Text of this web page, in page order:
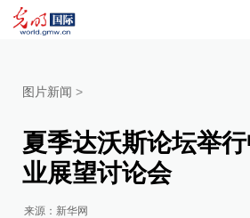
图片新闻 >
夏季达沃斯论坛举
业展望讨论会
来源： 新华网